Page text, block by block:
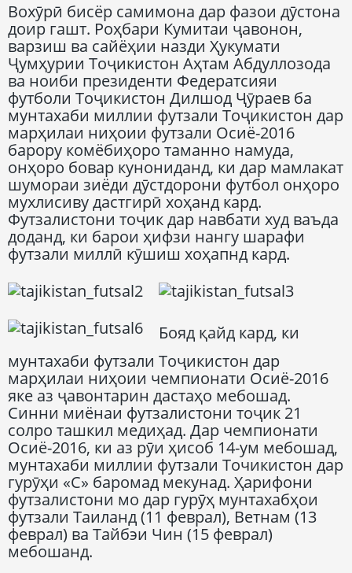
Вохӯрӣ бисёр самимона дар фазои дӯстона
доир гашт. Роҳбари Кумитаи ҷавонон,
варзиш ва сайёҳии назди Ҳукумати
Ҷумҳурии Тоҷикистон Аҳтам Абдуллозода
ва ноиби президенти Федератсияи
футболи Тоҷикистон Дилшод Ҷӯраев ба
мунтахаби миллии футзали Тоҷикистон дар
марҳилаи ниҳоии футзали Осиё-2016
барору комёбиҳоро таманно намуда,
онҳоро бовар кунониданд, ки дар мамлакат
шумораи зиёди дӯстдорони футбол онҳоро
мухлисиву дастгирӣ хоҳанд кард.
Футзалистони тоҷик дар навбати худ ваъда
доданд, ки барои ҳифзи нангу шарафи
футзали миллӣ кӯшиш хоҳапнд кард.
Бояд қайд кард, ки
мунтахаби футзали Тоҷикистон дар
марҳилаи ниҳоии чемпионати Осиё-2016
яке аз ҷавонтарин дастаҳо мебошад.
Синни миёнаи футзалистони тоҷик 21
солро ташкил медиҳад. Дар чемпионати
Осиё-2016, ки аз рӯи ҳисоб 14-ум мебошад,
мунтахаби миллии футзали Точикистон дар
гурӯҳи «С» баромад мекунад. Ҳарифони
футзалистони мо дар гурӯҳ мунтахабҳои
футзали Таиланд (11 феврал), Ветнам (13
феврал) ва Тайбэи Чин (15 феврал)
мебошанд.